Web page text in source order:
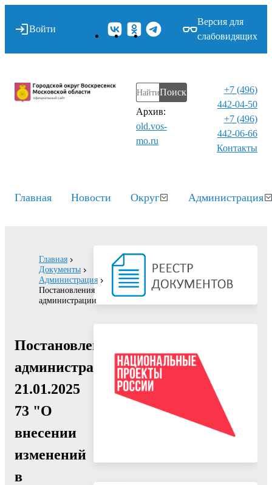
Войти
Версия для
слабовидящих
Поиск
Архив:
old.vos-
mo.ru
+7 (496)
442-04-50
+7 (496)
442-06-66
Контакты⁠
Главная Новости Округ Администрация
Главная
Документы
Администрация
Постановления
администрации
Постановление
администрации
21.01.2025
73 "О
внесении
изменений
в